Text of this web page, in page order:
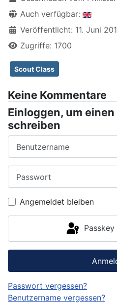
Auch verfügbar:
Veröffentlicht: 11. Juni
Zugriffe: 1700
Scout Class
Keine Kommentare
Einloggen, um
schreiben
Angemeldet bleiben
Passwort vergessen?
Benutzername vergessen?